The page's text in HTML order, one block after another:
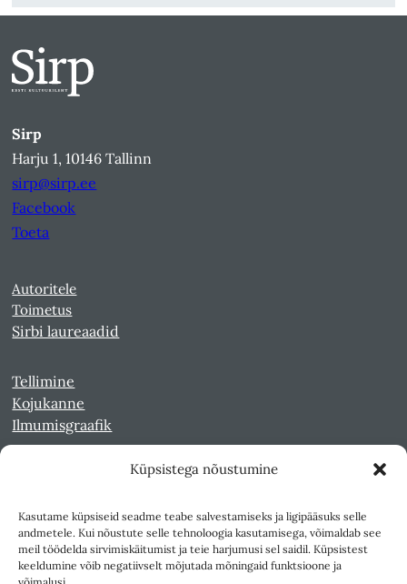
Küpsistega nõustumine
Kasutame küpsiseid seadme teabe salvestamiseks ja ligipääsuks selle
andmetele. Kui nõustute selle tehnoloogia kasutamisega, võimaldab see
meil töödelda sirvimiskäitumist ja teie harjumusi sel saidil. Küpsistest
keeldumine võib negatiivselt mõjutada mõningaid funktsioone ja
Sirp
Harju 1, 10146 Tallinn
sirp@sirp.ee
Facebook
Toeta
Autoritele
Toimetus
Sirbi laureaadid
Tellimine
Kojukanne
Ilmumisgraafik
Kultuurileht 1994-1997
Reede 1989-1990
Sirp ja Vasar 1940-1989